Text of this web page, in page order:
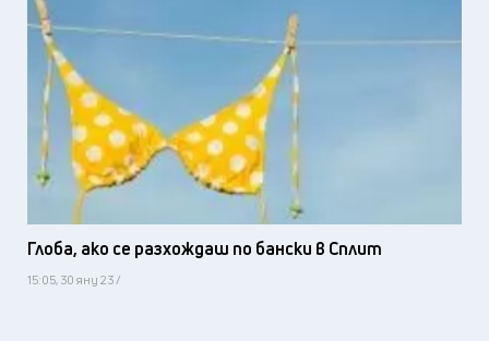
Глоба, ако се разхождаш по бански в Сплит
15:05, 30 яну 23 /